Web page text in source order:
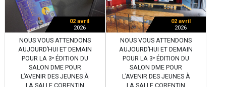
02 avril
2026
NOUS VOUS ATTENDONS
AUJOURD’HUI ET DEMAIN
POUR LA 3ᵉ ÉDITION DU
SALON DME POUR
L’AVENIR DES JEUNES À
02 avril
2026
NOUS VOUS ATTENDONS
AUJOURD’HUI ET DEMAIN
POUR LA 3ᵉ ÉDITION DU
SALON DME POUR
L’AVENIR DES JEUNES À